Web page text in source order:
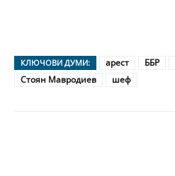
КЛЮЧОВИ ДУМИ: арест ББР
Стоян Мавродиев
шеф